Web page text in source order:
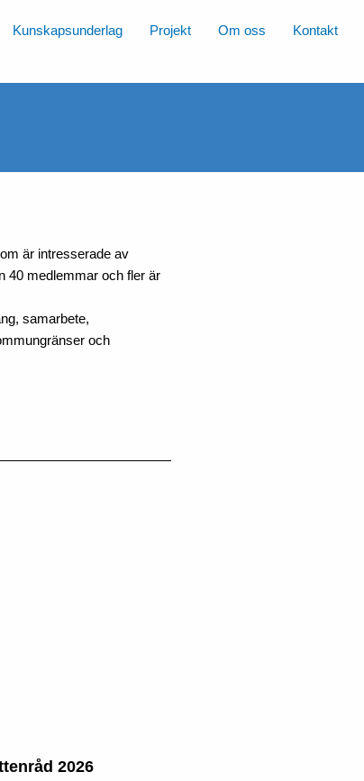
Kunskapsunderlag Projekt Om oss Kontakt
är intresserade av
40 medlemmar och fler är
samarbete,
och
2026